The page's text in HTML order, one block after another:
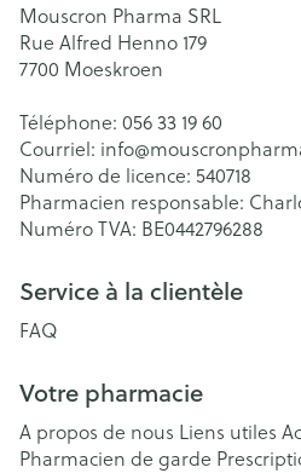
Mouscron Pharma SRL
Rue Alfred Henno 179
7700 Moeskroen
Téléphone: 056 33 19 60
Courriel: info@
Numéro de licence: 540718
Pharmacien responsable:
Numéro TVA: BE0442796288
Service à la clientèle
FAQ
Votre pharmacie
A propos de nous Liens utiles
Pharmacien de garde